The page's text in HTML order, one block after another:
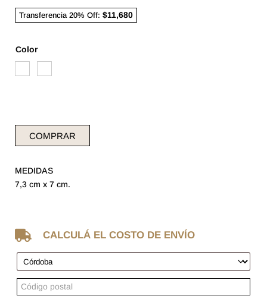
Transferencia 20% Off: $11,680
Color
COMPRAR
MEDIDAS
7,3 cm x 7 cm.
 CALCULÁ EL COSTO DE ENVÍO